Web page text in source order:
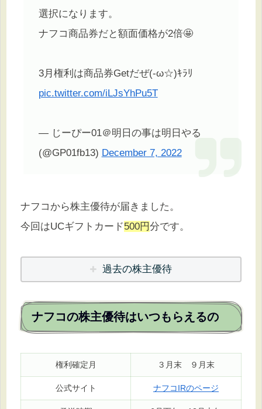
選択になります。
ナフコ商品券だと額面価格が2倍🤩
3月権利は商品券Getだぜ(-ω☆)ｷﾗﾘ
pic.twitter.com/iLJsYhPu5T
— じーぴー01＠明日の事は明日やる
(@GP01fb13) December 7, 2022
ナフコから株主優待が届きました。
今回はUCギフトカード500円分です。
過去の株主優待
ナフコの株主優待はいつもらえるの
権利確定月 ３月末 ９月末
公式サイト ナフコIRのページ